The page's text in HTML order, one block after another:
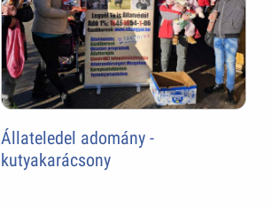
Állateledel adomány -
kutyakarácsony